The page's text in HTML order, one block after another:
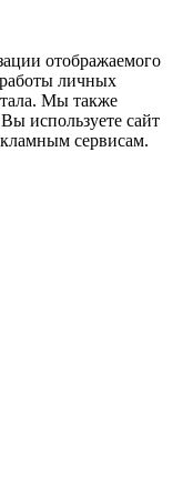
отображаемого
личных
Мы также
используете сайт
сервисам.